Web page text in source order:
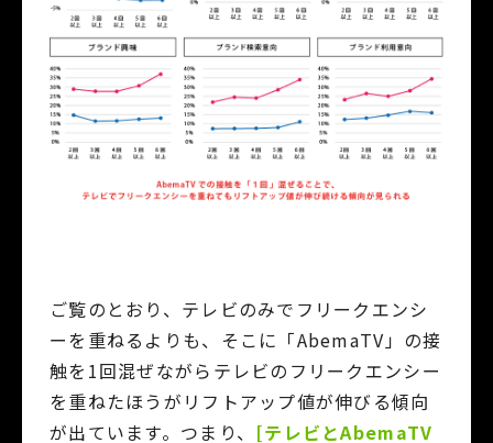
ご覧のとおり、テレビのみでフリークエンシ
ーを重ねるよりも、そこに「AbemaTV」の接
触を1回混ぜながらテレビのフリークエンシー
を重ねたほうがリフトアップ値が伸びる傾向
が出ています。つまり、 [テレビとAbemaTV